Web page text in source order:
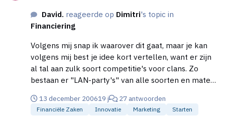
David. reageerde op Dimitri's topic in
Financiering
Volgens mij snap ik waarover dit gaat, maar je kan
volgens mij best je idee kort vertellen, want er zijn
al tal aan zulk soort competitie's voor clans. Zo
bestaan er "LAN-party's" van alle soorten en maten
games worden gespeeld). En zogenaande online
competitie's als "cups", waar er echt ontzettend
13 december 200619 j 27 antwoorden
Financiële Zaken Innovatie Marketing Starten